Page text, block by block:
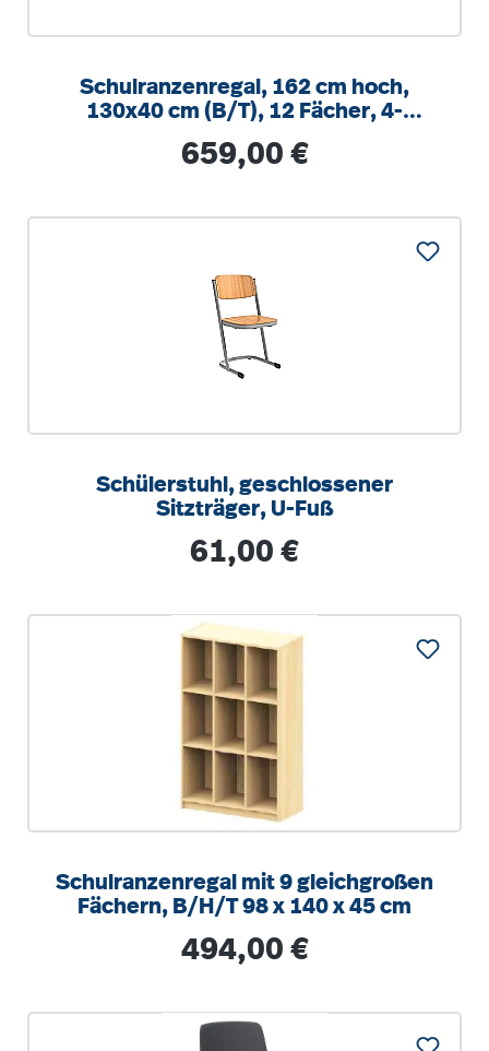
Schulranzenregal, 162 cm hoch,
130x40 cm (B/T), 12 Fächer, 4-
Regulärer Preis:
659,00 €
Schülerstuhl, geschlossener
Sitzträger, U-Fuß
Regulärer Preis:
61,00 €
Schulranzenregal mit 9 gleichgroßen
Fächern, B/H/T 98 x 140 x 45 cm
Regulärer Preis:
494,00 €